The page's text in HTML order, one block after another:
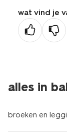
wat vind je
alles in
broeken en